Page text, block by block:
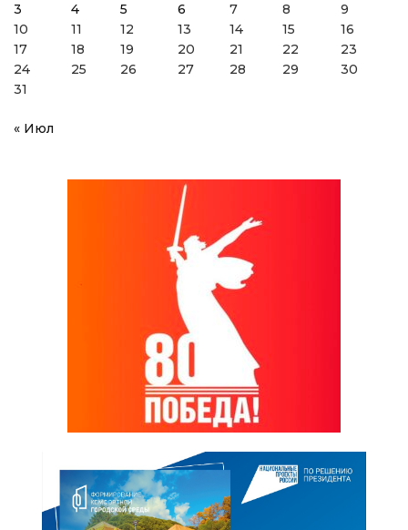
3
4 5 6 7 8
9
10
11 12 13 14 15
16
17
18 19 20 21 22
23
24
25 26 27 28 29
30
31
« Июл